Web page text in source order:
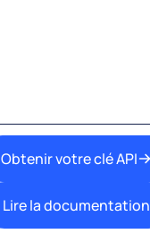
Obtenir votre clé API
Lire la documentation